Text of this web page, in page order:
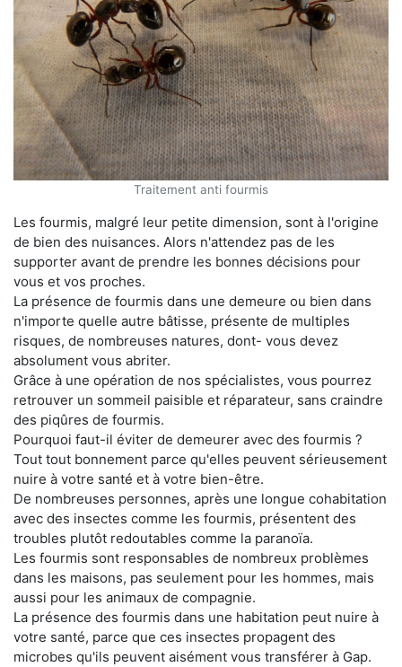
Traitement anti fourmis
Les fourmis, malgré leur petite dimension, sont à l'origine
de bien des nuisances. Alors n'attendez pas de les
supporter avant de prendre les bonnes décisions pour
vous et vos proches.
La présence de fourmis dans une demeure ou bien dans
n'importe quelle autre bâtisse, présente de multiples
risques, de nombreuses natures, dont- vous devez
absolument vous abriter.
Grâce à une opération de nos spécialistes, vous pourrez
retrouver un sommeil paisible et réparateur, sans craindre
des piqûres de fourmis.
Pourquoi faut-il éviter de demeurer avec des fourmis ?
Tout tout bonnement parce qu'elles peuvent sérieusement
nuire à votre santé et à votre bien-être.
De nombreuses personnes, après une longue cohabitation
avec des insectes comme les fourmis, présentent des
troubles plutôt redoutables comme la paranoïa.
Les fourmis sont responsables de nombreux problèmes
dans les maisons, pas seulement pour les hommes, mais
aussi pour les animaux de compagnie.
La présence des fourmis dans une habitation peut nuire à
votre santé, parce que ces insectes propagent des
microbes qu'ils peuvent aisément vous transférer à Gap.